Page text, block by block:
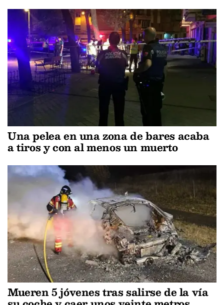
Una pelea en una zona de bares acaba
a tiros y con al menos un muerto
Mueren 5 jóvenes tras salirse de la vía